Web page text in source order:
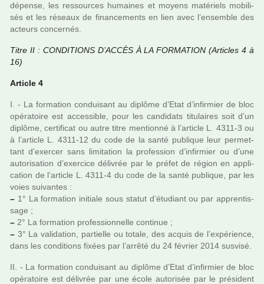
dépense, les res­sour­ces humai­nes et moyens maté­riels mobi­li­
sés et les réseaux de finan­ce­ments en lien avec l’ensem­ble des
acteurs concer­nés.
Titre II : CONDITIONS D’ACCÈS À LA FORMATION (Articles 4 à
16)
Article 4
I. - La for­ma­tion condui­sant au diplôme d’Etat d’infir­mier de bloc
opé­ra­toire est acces­si­ble, pour les can­di­dats titu­lai­res soit d’un
diplôme, cer­ti­fi­cat ou autre titre men­tionné à l’arti­cle L. 4311-3 ou
à l’arti­cle L. 4311-12 du code de la santé publi­que leur per­met­
tant d’exer­cer sans limi­ta­tion la pro­fes­sion d’infir­mier ou d’une
auto­ri­sa­tion d’exer­cice déli­vrée par le préfet de région en appli­
ca­tion de l’arti­cle L. 4311-4 du code de la santé publi­que, par les
voies sui­van­tes :
– 1° La for­ma­tion ini­tiale sous statut d’étudiant ou par appren­tis­
sage ;
– 2° La for­ma­tion pro­fes­sion­nelle conti­nue ;
– 3° La vali­da­tion, par­tielle ou totale, des acquis de l’expé­rience,
dans les condi­tions fixées par l’arrêté du 24 février 2014 sus­visé.
II. - La for­ma­tion condui­sant au diplôme d’Etat d’infir­mier de bloc
opé­ra­toire est déli­vrée par une école auto­ri­sée par le pré­si­dent